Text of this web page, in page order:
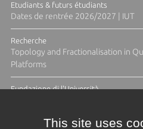
Etudiants & futurs étudiants
Dates de rentrée 2026/2027 | IUT
Recherche
Topology and Fractionalisation in
Platforms
Fundazione di l'Università
This site uses